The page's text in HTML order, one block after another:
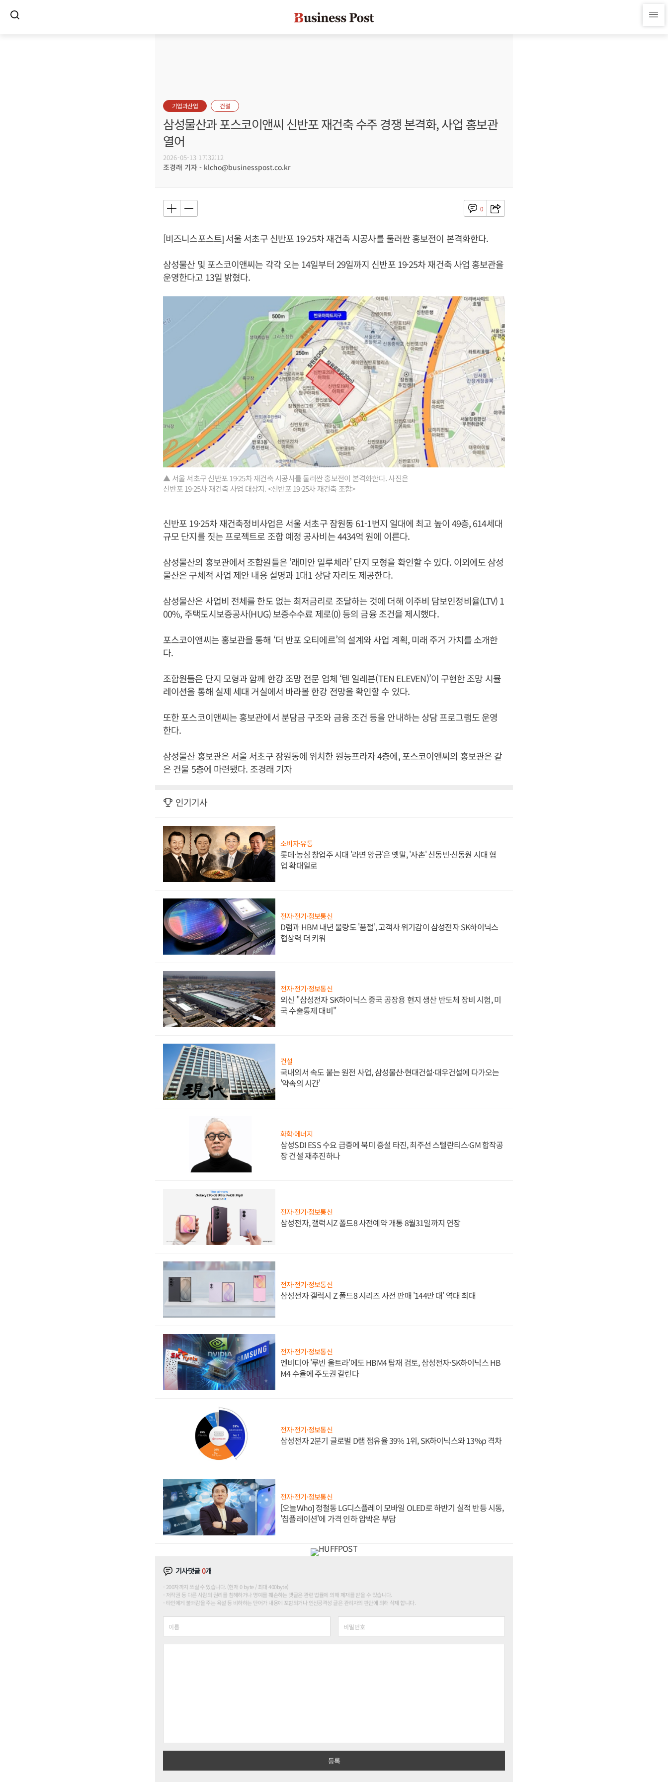
기업과산업 건설
삼성물산과 포스코이앤씨 신반포 재건축 수주 경쟁 본격화, 사업 홍보관
열어
2026-05-13 17:32:12
조경래 기자 - klcho@businesspost.co.kr
0
[비즈니스포스트] 서울 서초구 신반포 19·25차 재건축 시공사를 둘러싼 홍보전이 본격화한다.
삼성물산 및 포스코이앤씨는 각각 오는 14일부터 29일까지 신반포 19·25차 재건축 사업 홍보관을
운영한다고 13일 밝혔다.
▲ 서울 서초구 신반포 19·25차 재건축 시공사를 둘러싼 홍보전이 본격화한다. 사진은
신반포 19·25차 재건축 사업 대상지. <신반포 19·25차 재건축 조합>
신반포 19·25차 재건축정비사업은 서울 서초구 잠원동 61-1번지 일대에 최고 높이 49층, 614세대
규모 단지를 짓는 프로젝트로 조합 예정 공사비는 4434억 원에 이른다.
삼성물산의 홍보관에서 조합원들은 ‘래미안 일루체라’ 단지 모형을 확인할 수 있다. 이외에도 삼성
물산은 구체적 사업 제안 내용 설명과 1대1 상담 자리도 제공한다.
삼성물산은 사업비 전체를 한도 없는 최저금리로 조달하는 것에 더해 이주비 담보인정비율(LTV) 1
00%, 주택도시보증공사(HUG) 보증수수료 제로(0) 등의 금융 조건을 제시했다.
포스코이앤씨는 홍보관을 통해 ‘더 반포 오티에르’의 설계와 사업 계획, 미래 주거 가치를 소개한
다.
조합원들은 단지 모형과 함께 한강 조망 전문 업체 ‘텐 일레븐(TEN ELEVEN)’이 구현한 조망 시뮬
레이션을 통해 실제 세대 거실에서 바라볼 한강 전망을 확인할 수 있다.
또한 포스코이앤씨는 홍보관에서 분담금 구조와 금융 조건 등을 안내하는 상담 프로그램도 운영
한다.
삼성물산 홍보관은 서울 서초구 잠원동에 위치한 원능프라자 4층에, 포스코이앤씨의 홍보관은 같
은 건물 5층에 마련됐다. 조경래 기자
인기기사
소비자·유통
롯데·농심 창업주 시대 '라면 앙금'은 옛말, '사촌' 신동빈·신동원 시대 협
업 확대일로
전자·전기·정보통신
D램과 HBM 내년 물량도 '품절', 고객사 위기감이 삼성전자 SK하이닉스
협상력 더 키워
전자·전기·정보통신
외신 "삼성전자 SK하이닉스 중국 공장용 현지 생산 반도체 장비 시험, 미
국 수출통제 대비"
건설
국내외서 속도 붙는 원전 사업, 삼성물산·현대건설·대우건설에 다가오는
'약속의 시간'
화학·에너지
삼성SDI ESS 수요 급증에 북미 증설 타진, 최주선 스텔란티스·GM 합작공
장 건설 재추진하나
전자·전기·정보통신
삼성전자, 갤럭시Z 폴드8 사전예약 개통 8월31일까지 연장
전자·전기·정보통신
삼성전자 갤럭시 Z 폴드8 시리즈 사전 판매 '144만 대' 역대 최대
전자·전기·정보통신
엔비디아 '루빈 울트라'에도 HBM4 탑재 검토, 삼성전자·SK하이닉스 HB
M4 수율에 주도권 갈린다
전자·전기·정보통신
삼성전자 2분기 글로벌 D램 점유율 39% 1위, SK하이닉스와 13%p 격차
전자·전기·정보통신
[오늘Who] 정철동 LG디스플레이 모바일 OLED로 하반기 실적 반등 시동,
'칩플레이션'에 가격 인하 압박은 부담
기사댓글0개
200자까지 쓰실 수 있습니다. (현재 0 byte / 최대 400byte)
저작권 등 다른 사람의 권리를 침해하거나 명예를 훼손하는 댓글은 관련 법률에 의해 제재를 받을 수 있습니다.
타인에게 불쾌감을 주는 욕설 등 비하하는 단어가 내용에 포함되거나 인신공격성 글은 관리자의 판단에 의해 삭제 합니다.